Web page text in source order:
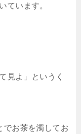
ています。
見よ」というく
でお茶を濁してお